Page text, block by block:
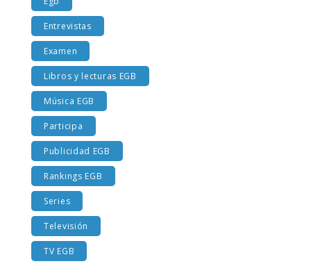
Egb
Entrevistas
Examen
Libros y lecturas EGB
Música EGB
Participa
Publicidad EGB
Rankings EGB
Series
Televisión
TV EGB